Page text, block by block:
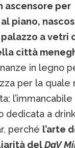
ascensore per
piano,
a vetri
città
in legno
per la quale
l’immancabile
dedicata a
perché l’arte
delDaV